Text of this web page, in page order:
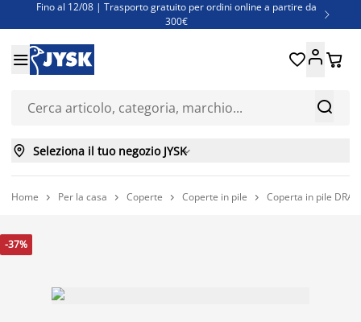
Fino al 12/08 | Trasporto gratuito per ordini online a partire da
300€

Super offerte d'estate | Oltre 1.500 articoli fino al 70%
Finanziamenti - Scegli il piano di rimborso più adatto a te


 
 Seleziona il tuo negozio JYSK
Home  Per la casa  Coperte  Coperte in pile  Coperta in pile
-37%